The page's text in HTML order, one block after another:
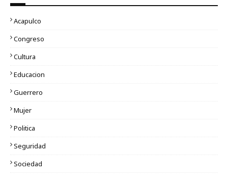
Acapulco
Congreso
Cultura
Educacion
Guerrero
Mujer
Politica
Seguridad
Sociedad